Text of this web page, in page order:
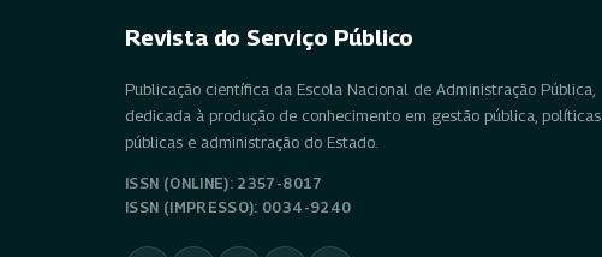
Revista do Serviço Público
Publicação científica da Escola Nacional de Administração Pública,
dedicada à produção de conhecimento em gestão pública, políticas
públicas e administração do Estado.
ISSN (ONLINE): 2357-8017
ISSN (IMPRESSO): 0034-9240